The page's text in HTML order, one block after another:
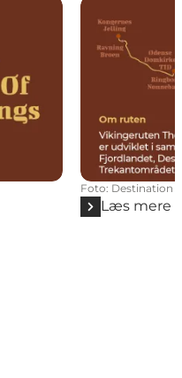
Foto: Destination
Læs mere